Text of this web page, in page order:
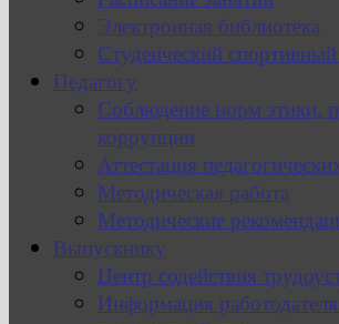
Электронная библиотека
Студенческий
Педагогу
Соблюдение норм этики,
коррупции
Аттестация
Методическая работа
Методические
Выпускнику
Центр содействия
Информация